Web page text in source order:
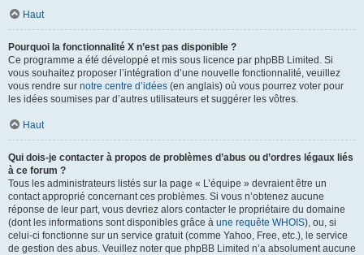
Haut
Pourquoi la fonctionnalité X n’est pas disponible ?
Ce programme a été développé et mis sous licence par phpBB Limited. Si
vous souhaitez proposer l’intégration d’une nouvelle fonctionnalité, veuillez
vous rendre sur notre centre d’idées (en anglais) où vous pourrez voter pour
les idées soumises par d’autres utilisateurs et suggérer les vôtres.
Haut
Qui dois-je contacter à propos de problèmes d’abus ou d’ordres légaux liés
à ce forum ?
Tous les administrateurs listés sur la page « L’équipe » devraient être un
contact approprié concernant ces problèmes. Si vous n’obtenez aucune
réponse de leur part, vous devriez alors contacter le propriétaire du domaine
(dont les informations sont disponibles grâce à une requête WHOIS), ou, si
celui-ci fonctionne sur un service gratuit (comme Yahoo, Free, etc.), le service
de gestion des abus. Veuillez noter que phpBB Limited n’a absolument aucune